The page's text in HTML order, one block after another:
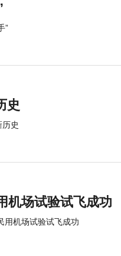
”
史
历史
机场试验试飞成功
用机场试验试飞成功